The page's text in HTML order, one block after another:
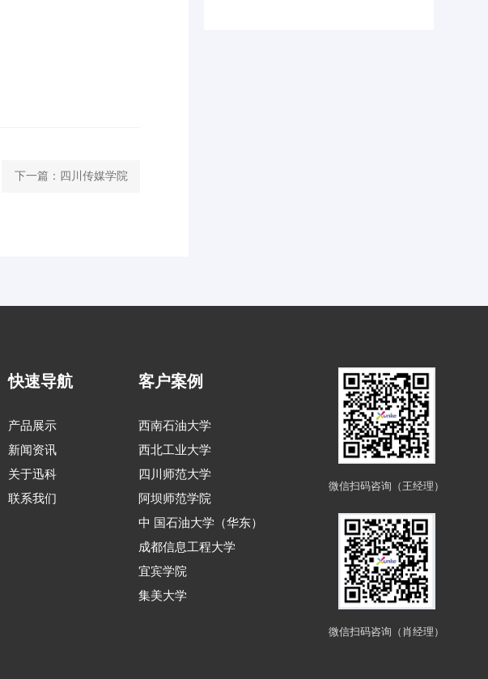
下一篇： 四川传媒学院
快速导航
产品展示
新闻资讯
关于迅科
联系我们
客户案例
西南石油大学
西北工业大学
四川师范大学
阿坝师范学院
中 国石油大学（华东）
成都信息工程大学
宜宾学院
集美大学
微信扫码咨询（王经理）
微信扫码咨询（肖经理）